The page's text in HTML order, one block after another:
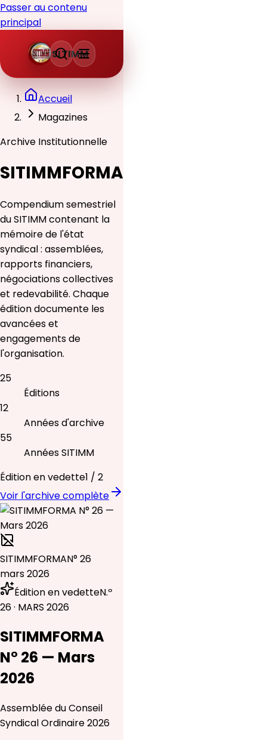
Passer au contenu
principal
SITIMM
Accueil
Magazines
Archive Institutionnelle
SITIMMFORMA
Compendium semestriel
du SITIMM contenant la
mémoire de l'état
syndical : assemblées,
rapports financiers,
négociations collectives
et redevabilité. Chaque
édition documente les
avancées et
engagements de
l'organisation.
25
Éditions
12
Années d'archive
55
Années SITIMM
Édition en vedette1 / 2
Voir l'archive complète
SITIMMFORMAN° 26
mars 2026
Édition en vedetteN.º
26 · MARS 2026
SITIMMFORMA
N° 26 — Mars
2026
Assemblée du Conseil
Syndical Ordinaire 2026